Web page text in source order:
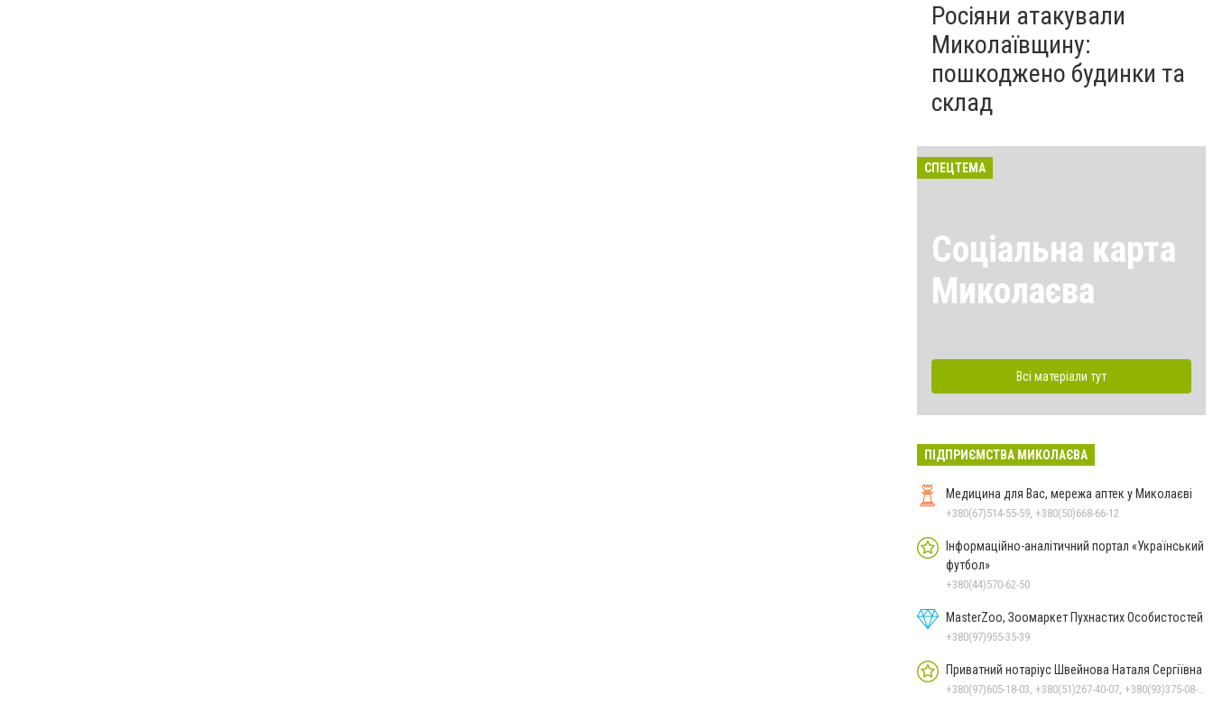
Росіяни атакували
Миколаївщину:
пошкоджено будинки та
склад
СПЕЦТЕМА
Соціальна карта
Миколаєва
Всі матеріали тут
ПІДПРИЄМСТВА МИКОЛАЄВА
Медицина для Вас, мережа аптек у Миколаєві
+380(67)514-55-59, +380(50)668-66-12
Інформаційно-аналітичний портал «Український
футбол»
+380(44)570-62-50
MasterZoo, Зоомаркет Пухнастих Особистостей
+380(97)955-35-39
Приватний нотаріус Швейнова Наталя Сергіївна